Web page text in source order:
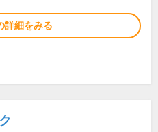
詳細をみる